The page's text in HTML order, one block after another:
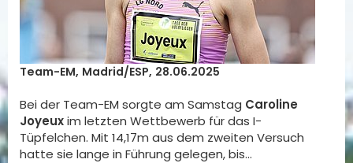
Team-EM, Madrid/ESP, 28.06.2025
Bei der Team-EM sorgte am Samstag Caroline
Joyeuxim letzten Wettbewerb für das I-
Tüpfelchen. Mit 14,17m aus dem zweiten Versuch
hatte sie lange in Führung gelegen, bis…